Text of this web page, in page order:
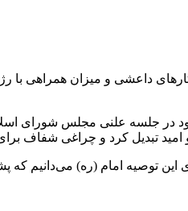
داعشی و میزان همراهی با
در جلسه علنی مجلس شورای
امید تبدیل کرد و چراغی شفاف
توصیه امام (ره) می‌دانیم که